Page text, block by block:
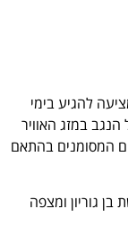
להגיע בימי
הנגב במזג האוויר
המסומנים בהתאם
גוריון ומצפה